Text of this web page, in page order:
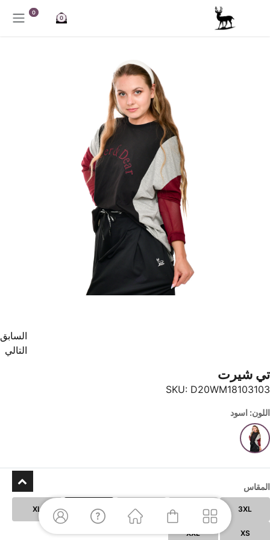
تخطي للذهاب إلى المحتوى
0
0
السابق
التالي
تي شيرت
SKU: D20WM18103103
اللون: اسود
المقاس
3XL
M
XL
XS
XXL